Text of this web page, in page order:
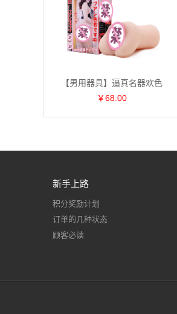
【男用器具】逼真名器欢色
￥68.00
新手上路
积分奖励计划
订单的几种状态
顾客必读